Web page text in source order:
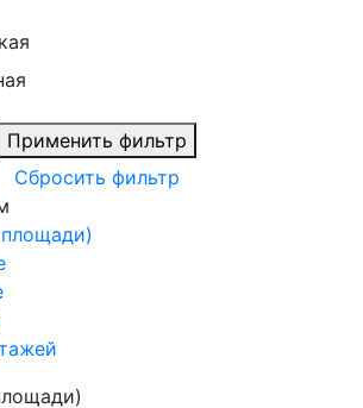
Применить фильтр
Сбросить фильтр